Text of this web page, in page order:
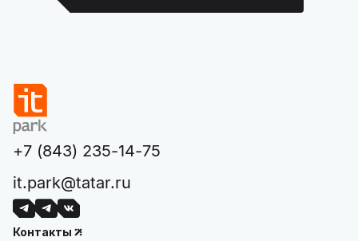
+7 (843) 235-14-75
it.park@tatar.ru
Контакты